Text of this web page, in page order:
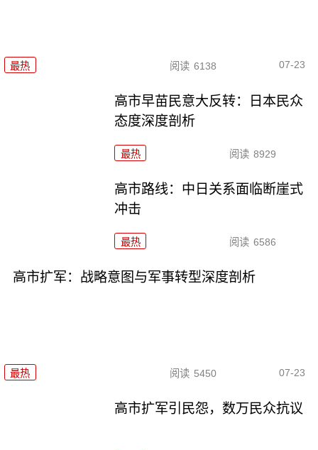
最热 阅读 6138 07-23
高市早苗民意大反转：日本民众
态度深度剖析
最热 阅读 8929
高市路线：中日关系面临断崖式
冲击
最热 阅读 6586
高市扩军：战略意图与军事转型深度剖析
最热 阅读 5450 07-23
高市扩军引民怨，数万民众抗议